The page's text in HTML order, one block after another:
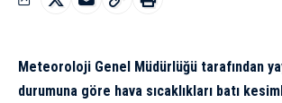
Meteoroloji Genel Müdürlüğü tarafından
durumuna göre hava sıcaklıkları batı